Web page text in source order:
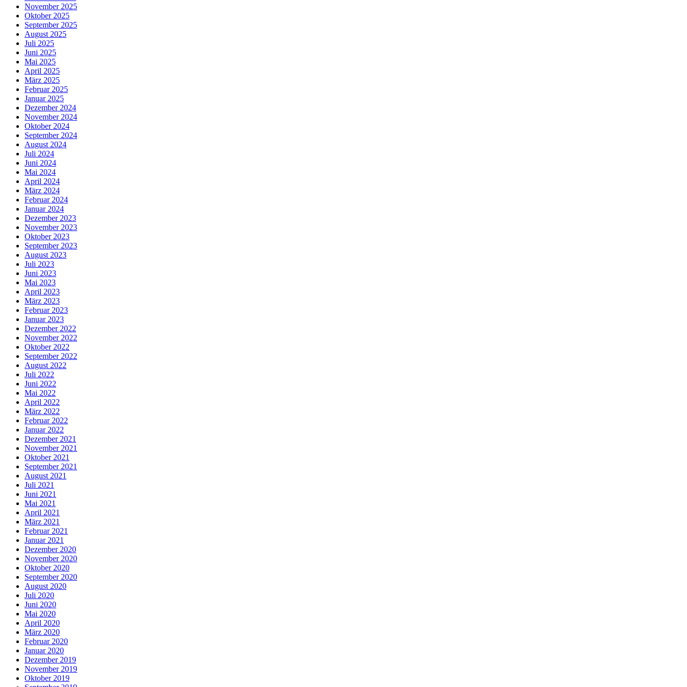
November 2025
Oktober 2025
September 2025
August 2025
Juli 2025
Juni 2025
Mai 2025
April 2025
März 2025
Februar 2025
Januar 2025
Dezember 2024
November 2024
Oktober 2024
September 2024
August 2024
Juli 2024
Juni 2024
Mai 2024
April 2024
März 2024
Februar 2024
Januar 2024
Dezember 2023
November 2023
Oktober 2023
September 2023
August 2023
Juli 2023
Juni 2023
Mai 2023
April 2023
März 2023
Februar 2023
Januar 2023
Dezember 2022
November 2022
Oktober 2022
September 2022
August 2022
Juli 2022
Juni 2022
Mai 2022
April 2022
März 2022
Februar 2022
Januar 2022
Dezember 2021
November 2021
Oktober 2021
September 2021
August 2021
Juli 2021
Juni 2021
Mai 2021
April 2021
März 2021
Februar 2021
Januar 2021
Dezember 2020
November 2020
Oktober 2020
September 2020
August 2020
Juli 2020
Juni 2020
Mai 2020
April 2020
März 2020
Februar 2020
Januar 2020
Dezember 2019
November 2019
Oktober 2019